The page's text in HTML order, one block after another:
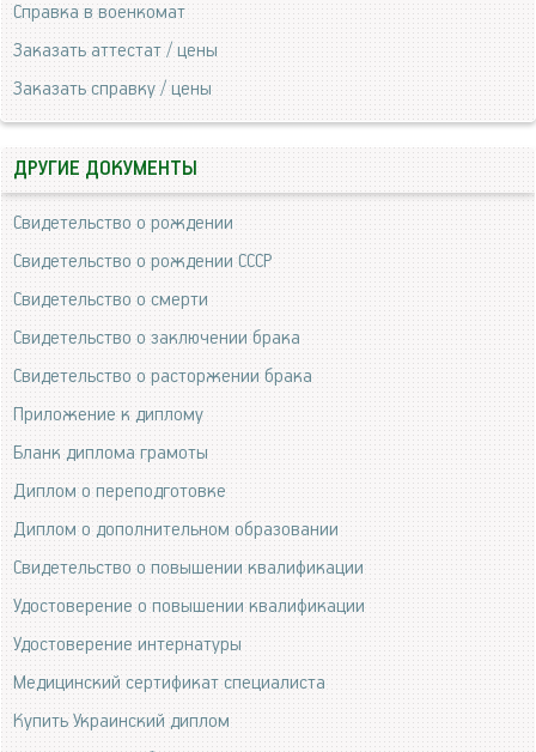
Справка в военкомат
Заказать аттестат / цены
Заказать справку / цены
ДРУГИЕ ДОКУМЕНТЫ
Свидетельство о рождении
Свидетельство о рождении СССР
Свидетельство о смерти
Свидетельство о заключении брака
Свидетельство о расторжении брака
Приложение к диплому
Бланк диплома грамоты
Диплом о переподготовке
Диплом о дополнительном образовании
Свидетельство о повышении квалификации
Удостоверение о повышении квалификации
Удостоверение интернатуры
Медицинский сертификат специалиста
Купить Украинский диплом